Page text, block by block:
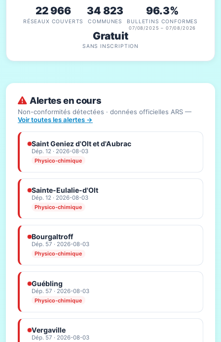
22 966
RÉSEAUX COUVERTS
34 823
COMMUNES
96.3%
BULLETINS CONFORMES
07/08/2025 – 07/08/2026
Gratuit
SANS INSCRIPTION
Alertes en cours
Non-conformités détectées · données officielles ARS —
Voir toutes les alertes →
Saint Geniez d'Olt et d'Aubrac
Dép. 12 · 2026-08-03
Physico-chimique
Sainte-Eulalie-d'Olt
Dép. 12 · 2026-08-03
Physico-chimique
Bourgaltroff
Dép. 57 · 2026-08-03
Physico-chimique
Guébling
Dép. 57 · 2026-08-03
Physico-chimique
Vergaville
Dép. 57 · 2026-08-03